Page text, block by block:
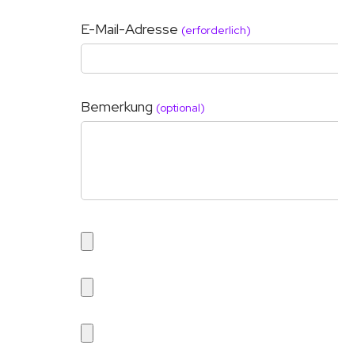
E-Mail-Adresse (erforderlich)
Bemerkung (optional)